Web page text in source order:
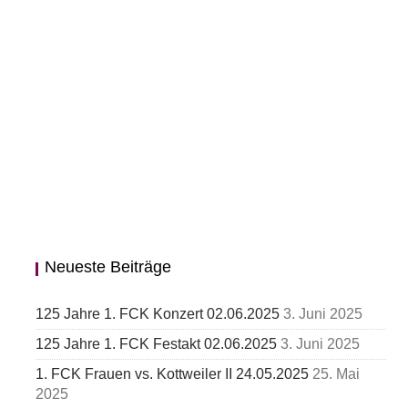
Neueste Beiträge
125 Jahre 1. FCK Konzert 02.06.2025 3. Juni 2025
125 Jahre 1. FCK Festakt 02.06.2025 3. Juni 2025
1. FCK Frauen vs. Kottweiler II 24.05.2025 25. Mai
2025